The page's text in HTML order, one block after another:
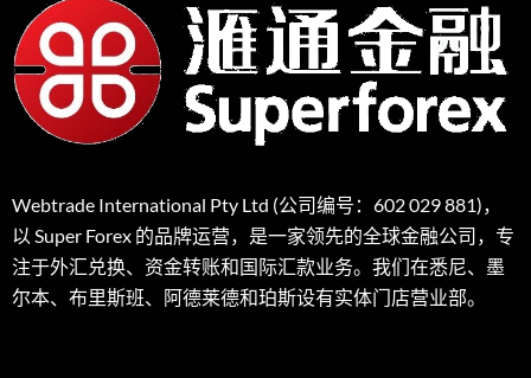
Webtrade International Pty Ltd (公司编号：602 029 881)，
以 Super Forex 的品牌运营，是一家领先的全球金融公司，专
注于外汇兑换、资金转账和国际汇款业务。我们在悉尼、墨
尔本、布里斯班、阿德莱德和珀斯设有实体门店营业部。